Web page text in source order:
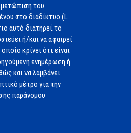
του
στο διαδίκτυο (L
αυτό διατηρεί το
ή/και να αφαιρεί
κρίνει ότι είναι
ενημέρωση ή
και να λαμβάνει
μέτρο για την
παράνομου